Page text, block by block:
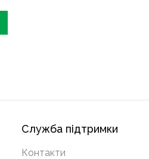
Служба підтримки
Контакти